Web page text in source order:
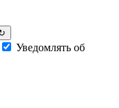
Уведомлять об